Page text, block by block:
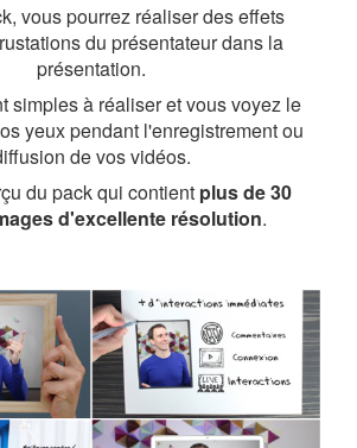
vous pourrez réaliser des effets
du présentateur dans la
présentation.
simples à réaliser et vous voyez le
yeux pendant l'enregistrement ou
de vos vidéos.
du pack qui contient plus de 30
d'excellente résolution.